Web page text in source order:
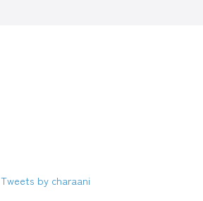
Tweets by charaani